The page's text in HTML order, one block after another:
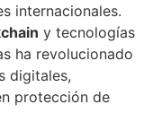
internacionales.
y tecnologías
ha revolucionado
digitales,
protección de